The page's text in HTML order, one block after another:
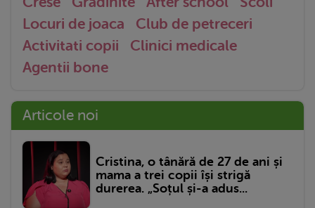
Locuri de joaca
Club de petreceri
Activitati copii
Clinici medicale
Agentii bone
Articole noi
Cristina, o tânără de 27 de ani și
mama a trei copii își strigă
durerea. „Soțul și-a adus...